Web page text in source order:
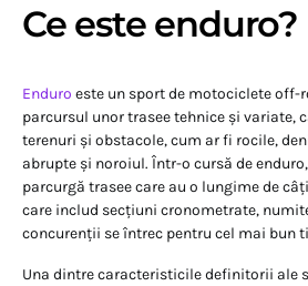
Ce este enduro?
Enduro este un sport de motociclete off-
parcursul unor trasee tehnice și variate,
terenuri și obstacole, cum ar fi rocile,
abrupte și noroiul. Într-o cursă de
parcurgă trasee care au o lungime de
care includ secțiuni cronometrate,
concurenții se întrec pentru cel mai bun
Una dintre caracteristicile definitorii ale